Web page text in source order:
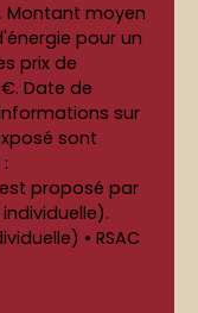
Montant moyen
pour un
prix de
Date de
informations sur
sont
proposé par
• RSAC